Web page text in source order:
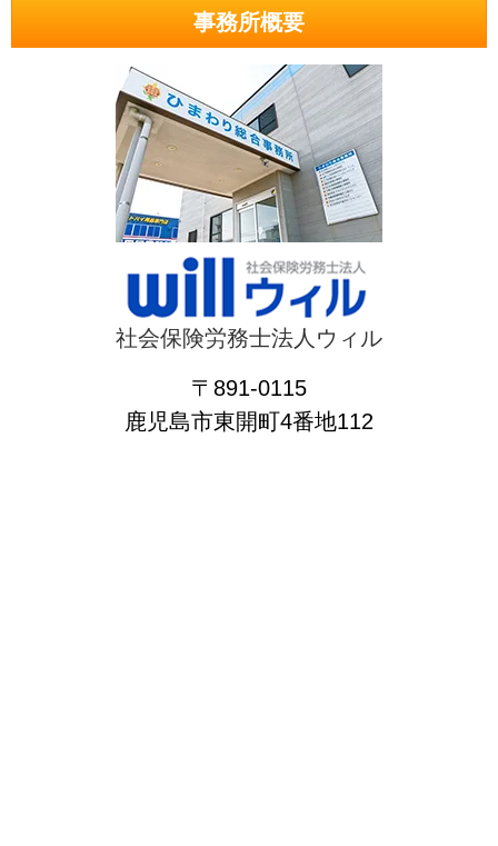
事務所概要
社会保険労務士法人ウィル
〒891-0115
鹿児島市東開町4番地112